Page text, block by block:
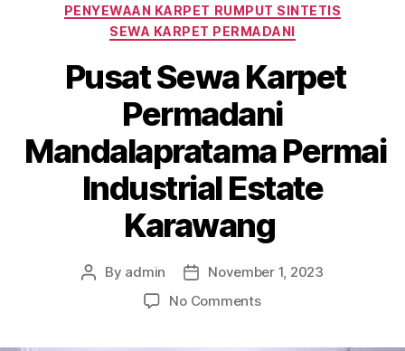
PENYEWAAN KARPET RUMPUT SINTETIS
SEWA KARPET PERMADANI
Pusat Sewa Karpet
Permadani
Mandalapratama Permai
Industrial Estate
Karawang
Post
By admin
Post
date
November 1, 2023
No Commentson